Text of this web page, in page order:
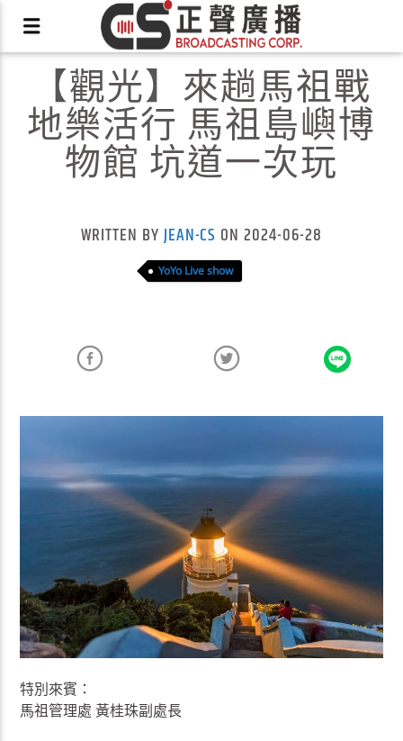
【觀光】來趟馬祖戰
地樂活行 馬祖島嶼博
物館 坑道一次玩
WRITTEN BY JEAN-CS ON 2024-06-28
YoYo Live show
特別來賓：
馬祖管理處 黃桂珠副處長